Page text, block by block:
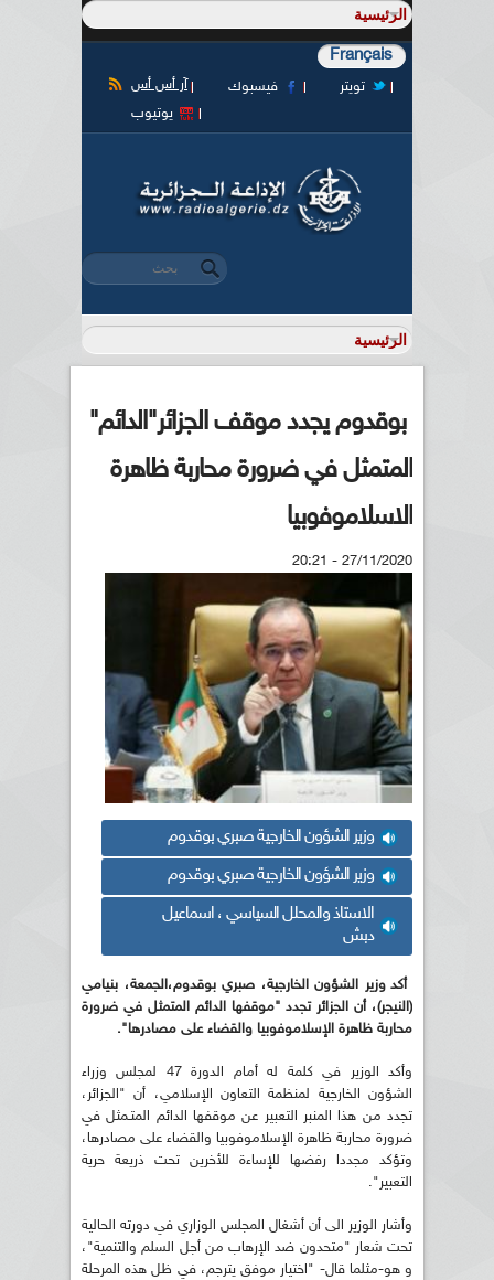
Français
آر أس أس فيسبوك
تويتر
يوتيوب
استمارة البحث
‏بحث ‏
بوقدوم يجدد موقف الجزائر"الدائم"
المتمثل في ضرورة محاربة ظاهرة
الاسلاموفوبيا
27/11/2020 - 20:21
وزير الشؤون الخارجية صبري بوقدوم
وزير الشؤون الخارجية صبري بوقدوم
الاستاذ والمحلل السياسي ، اسماعيل
دبش
أكد وزير الشؤون الخارجية، صبري بوقدوم،الجمعة، بنيامي
(النيجر)، أن الجزائر تجدد "موقفها الدائم المتمثل في ضرورة
محاربة ظاهرة الإسلاموفوبيا والقضاء على مصادرها".
وأكد الوزير في كلمة له أمام الدورة 47 لمجلس وزراء
الشؤون الخارجية لمنظمة التعاون الإسلامي، أن "الجزائر،
تجدد من هذا المنبر التعبير عن موقفها الدائم المتـمثل في
ضرورة محاربة ظاهرة الإسلاموفوبيا والقضاء على مصادرها،
وتؤكد مجددا رفضها للإساءة للأخرين تحت ذريعة حرية
التعبير".
وأشار الوزير الى أن أشغال المجلس الوزاري في دورته الحالية
تحت شعار "متحدون ضد الإرهاب من أجل السلم والتنمية"،
و هو-مثلما قال- "اختيار موفق يترجم، في ظل هذه المرحلة